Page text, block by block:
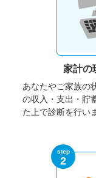
家計の
あなたやご家族の
の収入・支出・貯
た上で診断を行い
step
2